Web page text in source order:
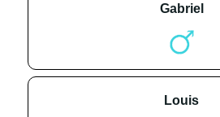
gabriel
louis